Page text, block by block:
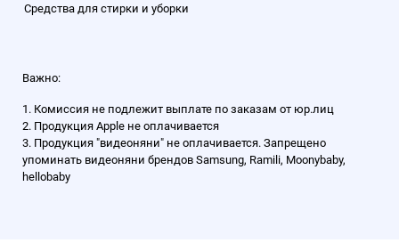
Средства для стирки и уборки
Важно:
1. Комиссия не подлежит выплате по заказам от юр.лиц
2. Продукция Apple не оплачивается
3. Продукция "видеоняни" не оплачивается. Запрещено
упоминать видеоняни брендов Samsung, Ramili, Moonybaby,
hellobaby